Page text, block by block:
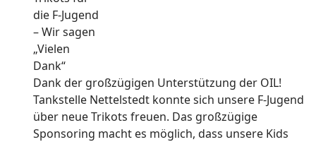
Dank der großzügigen Unterstützung der OIL!
Tankstelle Nettelstedt konnte sich unsere F-Jugend
über neue Trikots freuen. Das großzügige
Sponsoring macht es möglich, dass unsere Kids